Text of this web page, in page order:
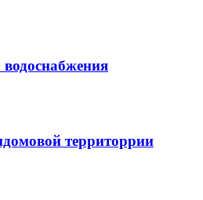
территоррии